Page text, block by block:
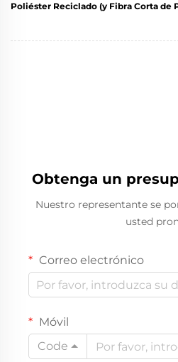
Poliéster Reciclado (y Fibra Corta de
Obtenga un
Nuestro representante se
usted
Correo electrónico
Móvil
Code